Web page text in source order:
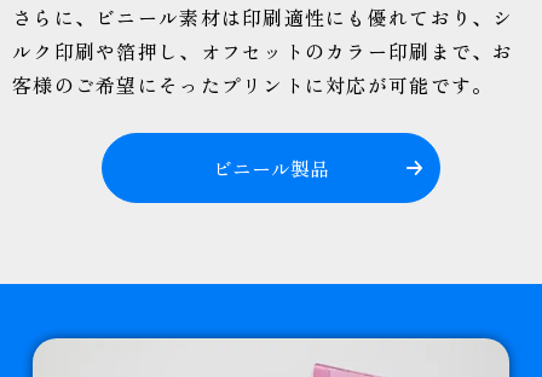
さらに、ビニール素材は印刷適性にも優れており、シ
ルク印刷や箔押し、オフセットのカラー印刷まで、お
客様のご希望にそったプリントに対応が可能です。
ビニール製品